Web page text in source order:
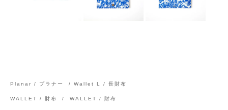
Planar / プラナー / Wallet L / 長財布
WALLET / 財布 / WALLET / 財布